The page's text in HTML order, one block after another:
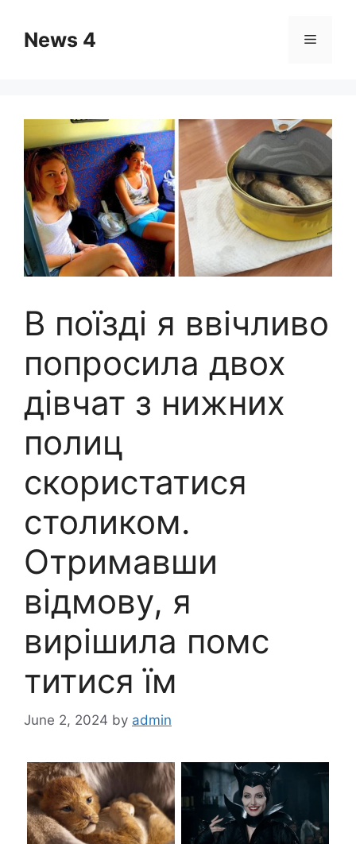
contentNews 4 Menu
В поїзді я ввічливо
попросила двох
дівчат з нижних
полиц
скористатися
столиком.
Отримавши
відмову, я
вирішила помс
титися їм
June 2, 2024 by admin